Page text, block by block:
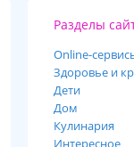
Разделы
Online-
Здоровье и
Дети
Дом
Кулинария
Интересное